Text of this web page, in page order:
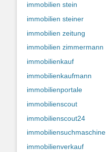
immobilien stein
immobilien steiner
immobilien zeitung
immobilien zimmermann
immobilienkauf
immobilienkaufmann
immobilienportale
immobilienscout
immobilienscout24
immobiliensuchmaschine
immobilienverkauf